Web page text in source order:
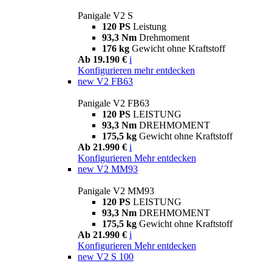
Panigale V2 S
120 PS Leistung
93,3 Nm Drehmoment
176 kg Gewicht ohne Kraftstoff
Ab 19.190 € i
Konfigurieren mehr entdecken
new V2 FB63
Panigale V2 FB63
120 PS LEISTUNG
93,3 Nm DREHMOMENT
175,5 kg Gewicht ohne Kraftstoff
Ab 21.990 € i
Konfigurieren Mehr entdecken
new V2 MM93
Panigale V2 MM93
120 PS LEISTUNG
93,3 Nm DREHMOMENT
175,5 kg Gewicht ohne Kraftstoff
Ab 21.990 € i
Konfigurieren Mehr entdecken
new V2 S 100